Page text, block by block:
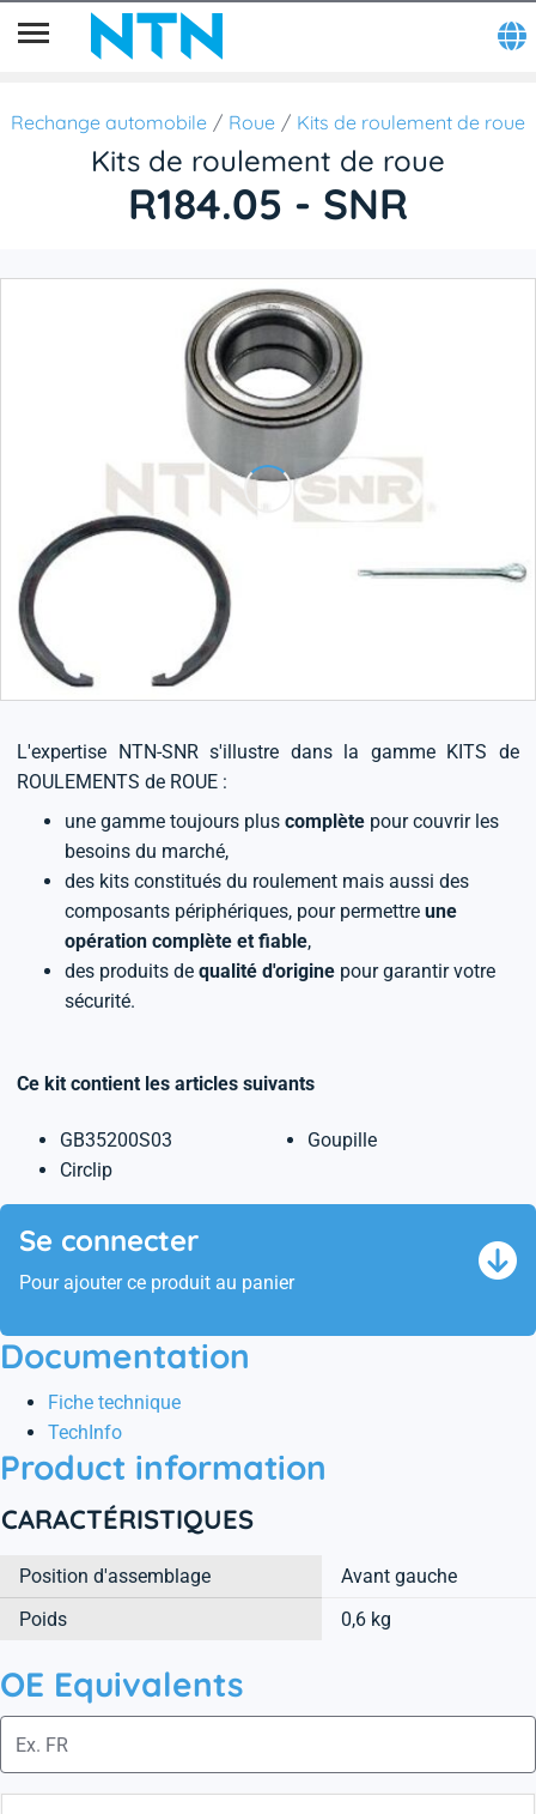
Rechange automobile Roue Kits de roulement de roue
Kits de roulement de roue
R184.05 - SNR
L'expertise NTN-SNR s'illustre dans la gamme KITS de
ROULEMENTS de ROUE :
une gamme toujours plus complète pour couvrir les
besoins du marché,
des kits constitués du roulement mais aussi des
composants périphériques, pour permettre une
opération complète et fiable,
des produits de qualité d'origine pour garantir votre
sécurité.
Ce kit contient les articles suivants
GB35200S03
Circlip
Goupille
Se connecter
Pour ajouter ce produit au panier
Documentation
Fiche technique
TechInfo
Product information
CARACTÉRISTIQUES
Position d'assemblage
Avant gauche
Poids
0,6 kg
OE Equivalents